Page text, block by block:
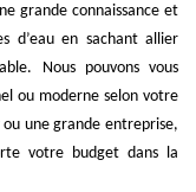
grande connaissance et
d’eau en sachant allier
Nous pouvons vous
ou moderne selon votre
une grande entreprise,
votre budget dans la